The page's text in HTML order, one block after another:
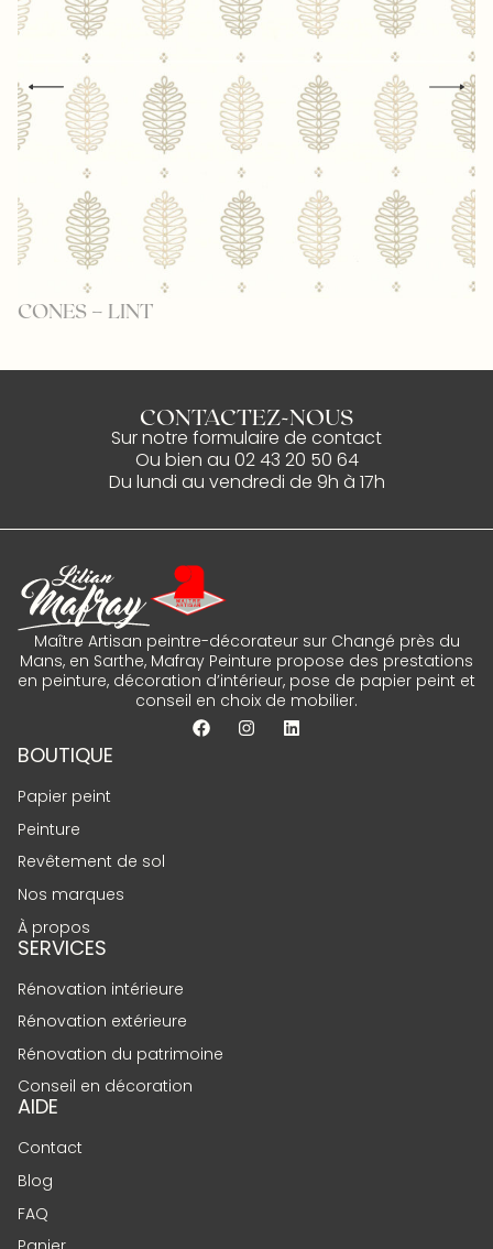
CONES – LINT
CONTACTEZ-NOUS
Sur notre formulaire de contact
Ou bien au 02 43 20 50 64
Du lundi au vendredi de 9h à 17h
Maître Artisan peintre-décorateur sur Changé près du
Mans, en Sarthe, Mafray Peinture propose des prestations
en peinture, décoration d’intérieur, pose de papier peint et
conseil en choix de mobilier.
BOUTIQUE
Papier peint
Peinture
Revêtement de sol
Nos marques
À propos
SERVICES
Rénovation intérieure
Rénovation extérieure
Rénovation du patrimoine
Conseil en décoration
AIDE
Contact
Blog
FAQ